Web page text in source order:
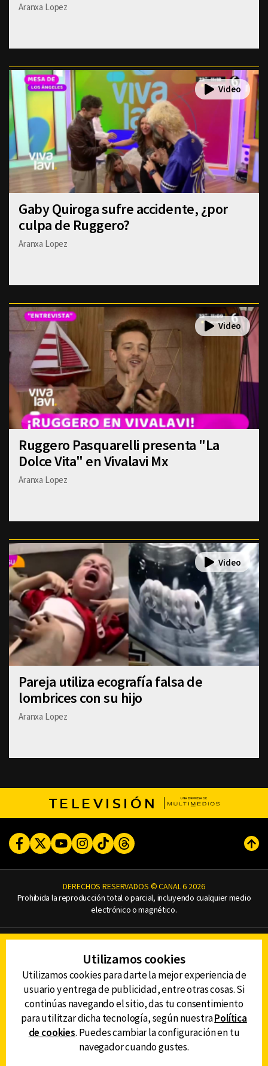
Aranxa Lopez
Gaby Quiroga sufre accidente, ¿por
culpa de Ruggero?
Aranxa Lopez
Ruggero Pasquarelli presenta "La
Dolce Vita" en Vivalavi Mx
Aranxa Lopez
Pareja utiliza ecografía falsa de
lombrices con su hijo
Aranxa Lopez
TELEVISIÓN
FacebookTwitterYoutubeInstagram
TikTokThreads
DERECHOS RESERVADOS © CANAL 6 2026
Prohibida la reproducción total o parcial, incluyendo cualquier medio
electrónico o magnético.
AVISO DE PRIVACIDAD
AVISO LEGAL
DEFENSORÍA DE LAS AUDIENCIAS
DESCARGA LA APP DE CANAL 6
Utilizamos cookies
Utilizamos cookies para darte la mejor experiencia de
usuario y entrega de publicidad, entre otras cosas. Si
continúas navegando el sitio, das tu consentimiento
para utilitzar dicha tecnología, según nuestraPolítica
de cookies. Puedes cambiar la configuración en tu
navegador cuando gustes.